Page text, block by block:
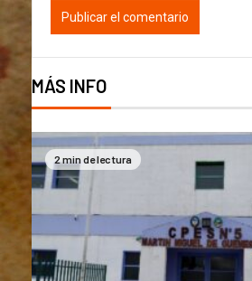
MÁS INFO
2 min de lectura